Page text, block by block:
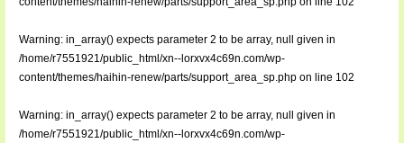
Warning: in_array() expects parameter 2 to be array, null given in
/home/r7551921/public_html/xn--lorxvx4c69n.com/wp-
content/themes/haihin-renew/parts/support_area_sp.phpon line 102
Warning: in_array() expects parameter 2 to be array, null given in
/home/r7551921/public_html/xn--lorxvx4c69n.com/wp-